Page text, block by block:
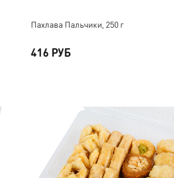
Пахлава Пальчики, 250 г
416 РУБ